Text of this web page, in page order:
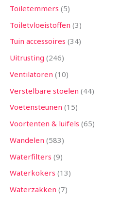
Toiletemmers 5
Toiletvloeistoffen 3
Tuin accessoires 34
Uitrusting 246
Ventilatoren 10
Verstelbare stoelen 44
Voetensteunen 15
Voortenten & luifels 65
Wandelen 583
Waterfilters 9
Waterkokers 13
Waterzakken 7